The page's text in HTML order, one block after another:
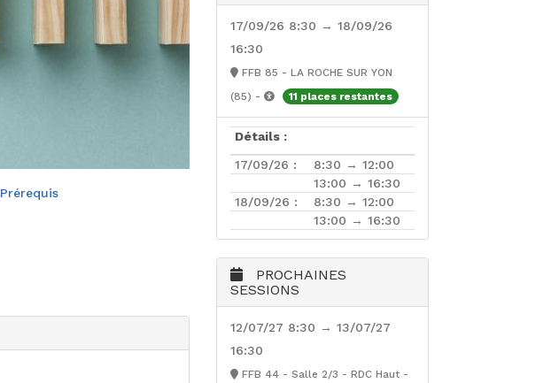
Prérequis
17/09/26 8:30 → 18/09/26
16:30
FFB 85 - LA ROCHE SUR YON
(85) -
11 places restantes
Détails :
17/09/26 :
8:30 → 12:00
13:00 → 16:30
18/09/26 :
8:30 → 12:00
13:00 → 16:30
PROCHAINES
SESSIONS
12/07/27 8:30 → 13/07/27
16:30
FFB 44 - Salle 2/3 - RDC Haut -